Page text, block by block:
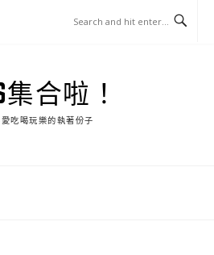
集合啦！
吃喝玩樂的執著份子